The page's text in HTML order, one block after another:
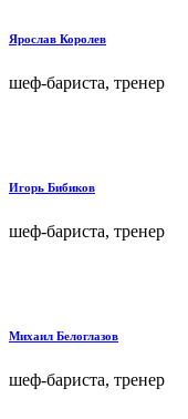
Ярослав Королев
шеф-бариста, тренер
Игорь Бибиков
шеф-бариста, тренер
Михаил Белоглазов
шеф-бариста, тренер